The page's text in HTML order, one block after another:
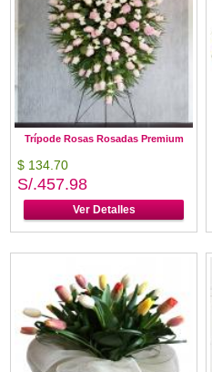
Trípode Rosas Rosadas Premium
$ 134.70
S/.457.98
Ver Detalles